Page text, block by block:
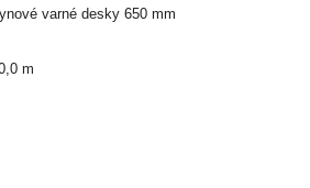
varné desky 650 mm
m